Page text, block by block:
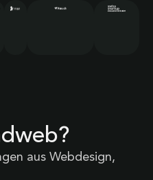
aus Webdesign,